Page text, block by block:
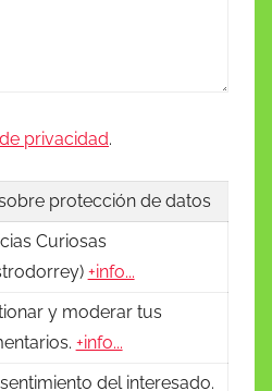
privacidad.
protección de datos
Curiosas
+info...
y moderar tus
+info...
del interesado.